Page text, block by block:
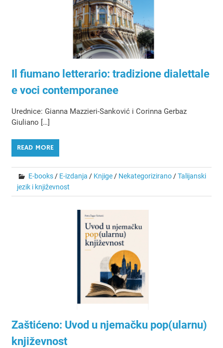
Il fiumano letterario: tradizione dialettale
e voci contemporanee
Urednice: Gianna Mazzieri-Sanković i Corinna Gerbaz
Giuliano […]
READ MORE
E-books/ E-izdanja / Knjige/ Nekategorizirano/Talijanski
jezik i književnost
Zaštićeno: Uvod u njemačku pop(ularnu)
književnost